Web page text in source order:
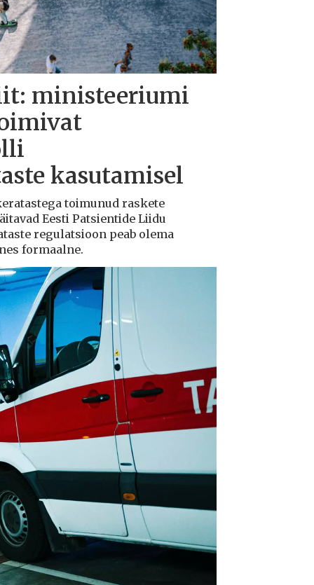
ministeeriumi
kasutamisel
toimunud raskete
Eesti Patsientide Liidu
regulatsioon peab olema
formaalne.